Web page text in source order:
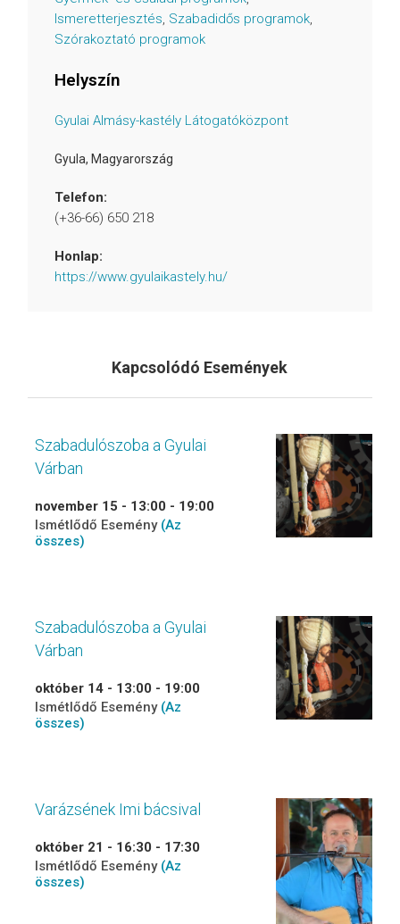
Ismeretterjesztés, Szabadidős programok,
Szórakoztató programok
Helyszín
Gyulai Almásy-kastély Látogatóközpont
Gyula, Magyarország
Telefon:
(+36-66) 650 218
Honlap:
https://www.gyulaikastely.hu/
Kapcsolódó Események
Szabadulószoba a Gyulai
Várban
november 15 - 13:00 - 19:00
Ismétlődő Esemény (Az
összes)
Szabadulószoba a Gyulai
Várban
október 14 - 13:00 - 19:00
Ismétlődő Esemény (Az
összes)
Varázsének Imi bácsival
október 21 - 16:30 - 17:30
Ismétlődő Esemény (Az
összes)